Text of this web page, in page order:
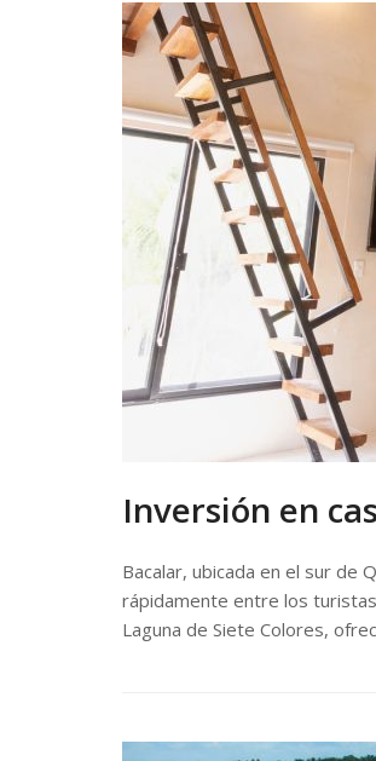
Inversión en
Bacalar, ubicada en el sur de
rápidamente entre los
Laguna de Siete Colores,